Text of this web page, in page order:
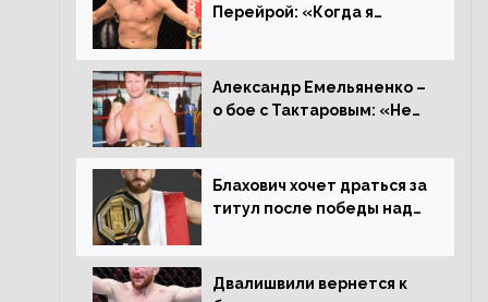
Перейрой: «Когда я
93 кг, захотел драться с
ним»
Александр Емельяненко –
о бое с Тактаровым: «Нет,
Блахович хочет драться за
титул после победы над
счастлив увезти пояс в
Польшу»
Двалишвили вернется к